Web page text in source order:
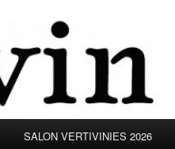
SALON VERTIVINIES 2026